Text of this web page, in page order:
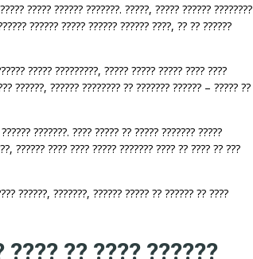
????? ?????? ???????. ?????, ????? ?????? ????????
?????? ????? ?????? ?????? ????, ?? ?? ??????
????? ?????????, ????? ????? ????? ???? ????
??????, ?????? ???????? ?? ??????? ?????? – ????? ??
???????. ???? ????? ?? ????? ??????? ?????
?????? ???? ???? ????? ??????? ???? ?? ???? ?? ???
??????, ???????, ?????? ????? ?? ?????? ?? ????
???? ?? ???? ??????